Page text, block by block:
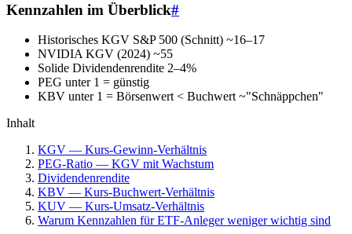
Kennzahlen im Überblick#
Historisches KGV S&P 500 (Schnitt) ~16–17
NVIDIA KGV (2024) ~55
Solide Dividendenrendite 2–4%
PEG unter 1 = günstig
KBV unter 1 = Börsenwert < Buchwert ~"Schnäppchen"
Inhalt
KGV — Kurs-Gewinn-Verhältnis
PEG-Ratio — KGV mit Wachstum
Dividendenrendite
KBV — Kurs-Buchwert-Verhältnis
KUV — Kurs-Umsatz-Verhältnis
Warum Kennzahlen für ETF-Anleger weniger wichtig sind